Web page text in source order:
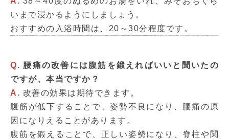
いまで浸かるようにしましょう。
おすすめの入浴時間は、20～30分程度です。
Q. 腰痛の改善には腹筋を鍛えればいいと聞いたの
ですが、本当ですか？
A. 改善の効果は期待できます。
腹筋が低下することで、姿勢不良になり、腰痛の原
因になりえることがあります。
腹筋を鍛えることで、正しい姿勢になり、脊柱や関